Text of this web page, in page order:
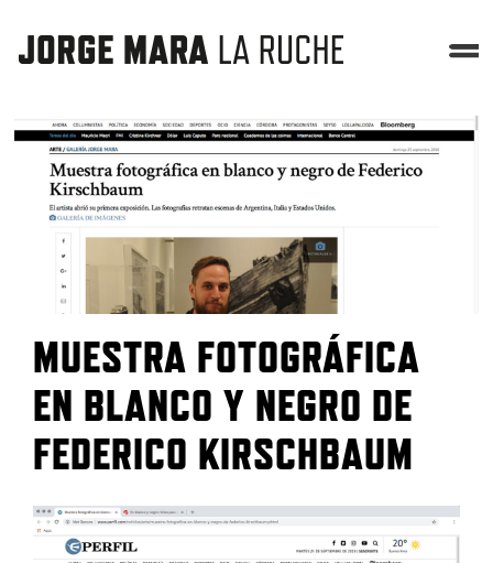
MUESTRA FOTOGRÁFICA
EN BLANCO Y NEGRO DE
FEDERICO KIRSCHBAUM